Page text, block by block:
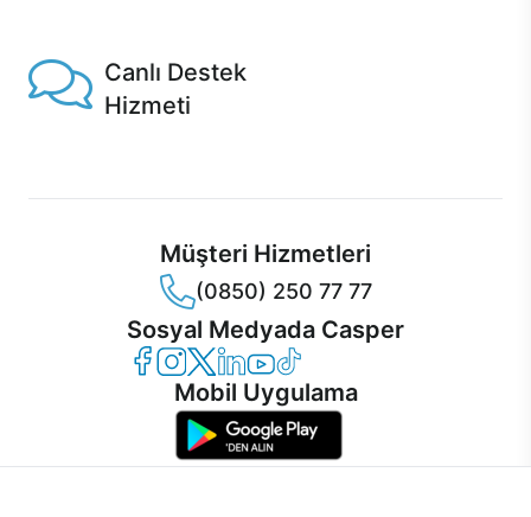
Canlı Destek
Hizmeti
Müşteri Hizmetleri
(0850) 250 77 77
Sosyal Medyada Casper
Casper Facebook
Casper Instagram
Casper Twitter
Casper LinkedIn
Casper YouTube
Casper TikTok
Mobil Uygulama